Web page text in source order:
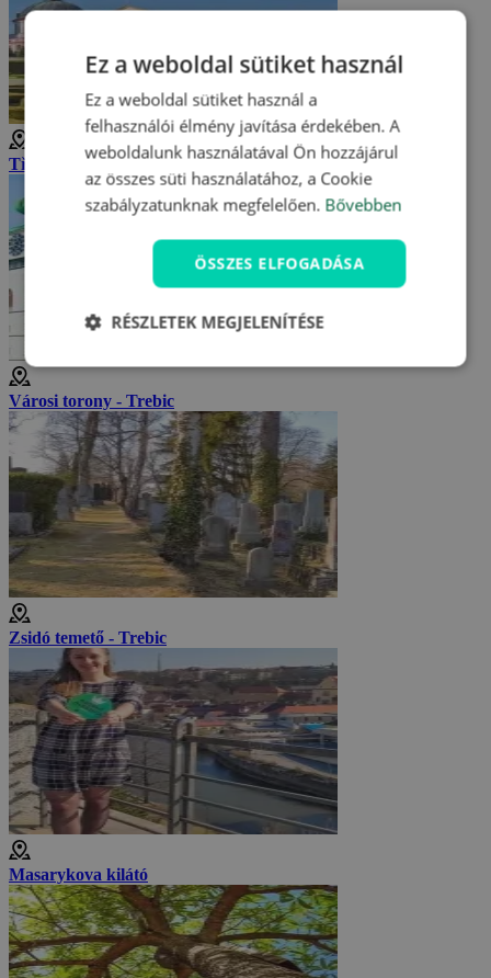
Třebíč kastély
Városi torony - Trebic
Zsidó temető - Trebic
Masarykova kilátó
Ez a weboldal sütiket használ
Ez a weboldal sütiket használ a
felhasználói élmény javítása érdekében. A
weboldalunk használatával Ön hozzájárul
az összes süti használatához, a Cookie
szabályzatunknak megfelelően. Bővebben
ÖSSZES ELFOGADÁSA
RÉSZLETEK MEGJELENÍTÉSE